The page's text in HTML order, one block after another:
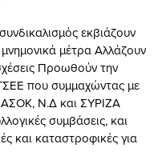
εκβιάζουν
μέτρα Αλλάζουν
Προωθούν την
που συμμαχώντας με
Ν.Δ και ΣΥΡΙΖΑ
συμβάσεις, και
και καταστροφικές για